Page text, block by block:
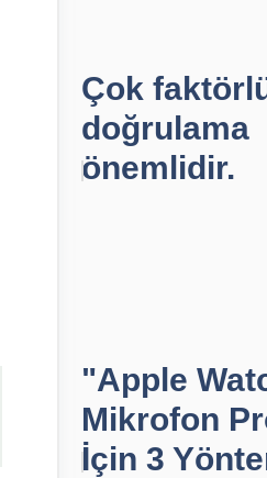
Çok
doğrulama
önemlidir.
"Apple
Mikrofon
İçin 3